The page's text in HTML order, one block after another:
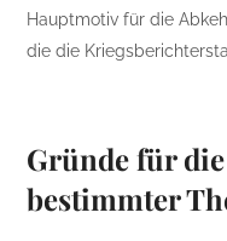
Hauptmotiv für die
die die
Gründe für
bestimmter